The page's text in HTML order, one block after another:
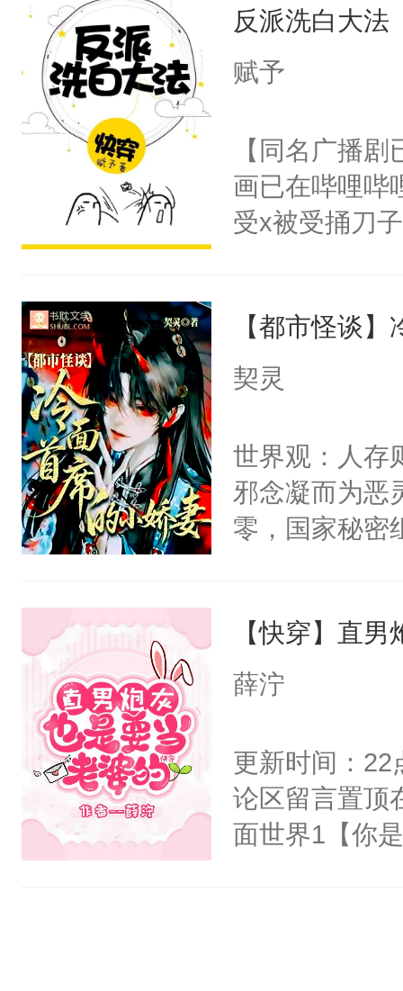
母的微笑：“
留看着面前这
人，突然醒悟
卫天还没亮
腰：“陛下，
不好了！”“那
小白莲：“嘤
胡说，我没碰
不愧是大佬，
悉，嗷？这不
可以先看仙帝
惜被人暗害，
绝。主神知晓
朝，一个从
为三种性别。
构与男子相同
了一颗红色的
人，最终坐上
反派洗白大法
赋予
【同名广播
画已在哔哩哔
受x被受捅刀
病，一个个
上了还是无动
间变脸背叛他
的恶事他都对
一个权力滔天
右男主又报
他说：【您
年，存活下
再说一遍。】
【都市怪谈
契灵
世界观：人存
邪念凝而为恶
零，国家秘密
子嗣）。盘
孤独成性，被
嘴硬心软、宠
他才发现：他
氓，本体是全
来想逗逗人类
【快穿】直
薛泞
更新时间：22
论区留言置顶
面世界1【你